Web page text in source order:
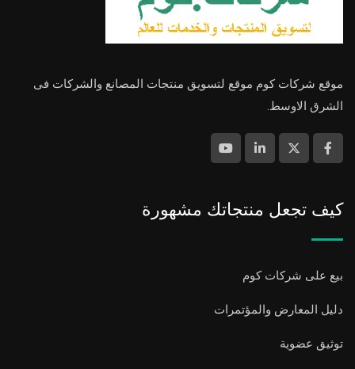
موقع شركات كوم موقع لتسويق منتجات المصانع والشركات فى
الشرق الاوسط.
كيف تجعل منتجاتك مشهورة
بيع على شركات كوم
دليل المعارض والمؤتمرات
توثيق عضوية